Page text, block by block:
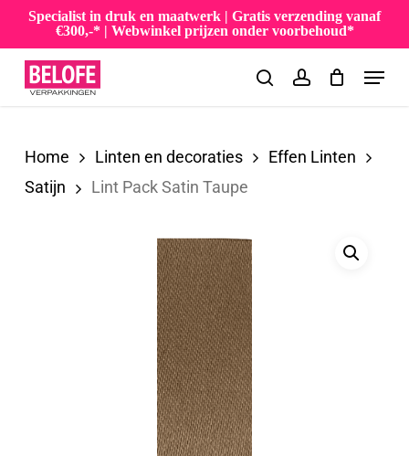
Skip
main
content
Specialist in druk en maatwerk | Gratis verzending vanaf
€300,-* | Webwinkel prijzen onder voorbehoud*
searchaccount
Menu
Home Linten en decoraties
Effen Linten
Satijn
Lint Pack Satin Taupe